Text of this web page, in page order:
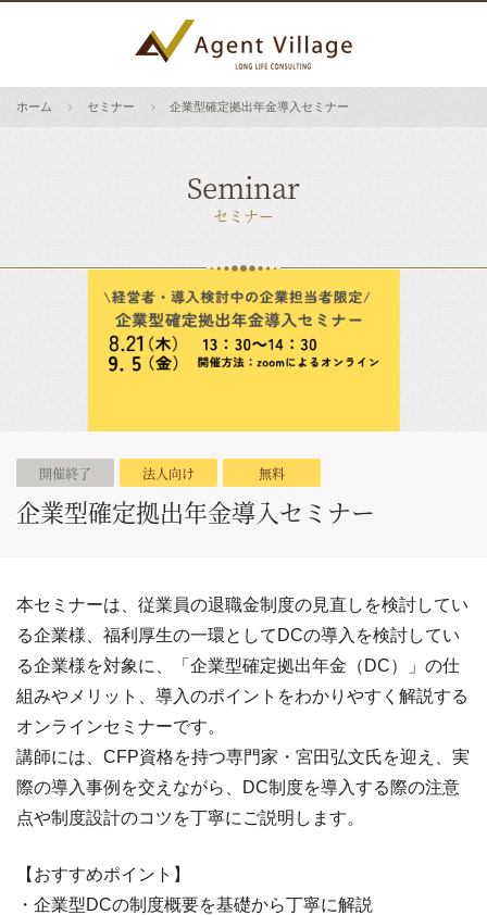
ホーム セミナー 企業型確定拠出年金導入セミナー
Seminar
セミナー
開催終了 法人向け 無料
企業型確定拠出年金導入セミナー
本セミナーは、従業員の退職金制度の見直しを検討してい
る企業様、福利厚生の一環としてDCの導入を検討してい
る企業様を対象に、「企業型確定拠出年金（DC）」の仕
組みやメリット、導入のポイントをわかりやすく解説する
オンラインセミナーです。
講師には、CFP資格を持つ専門家・宮田弘文氏を迎え、実
際の導入事例を交えながら、DC制度を導入する際の注意
点や制度設計のコツを丁寧にご説明します。
【おすすめポイント】
・企業型DCの制度概要を基礎から丁寧に解説